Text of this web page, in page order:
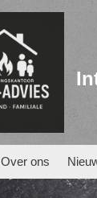
Over ons